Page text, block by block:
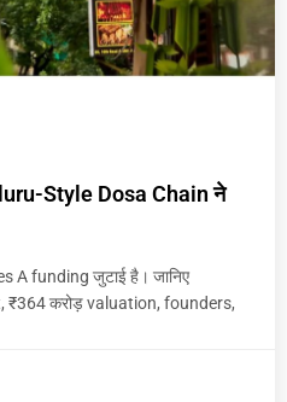
Style Dosa Chain ने
A funding जुटाई है। जानिए
करोड़ valuation, founders,